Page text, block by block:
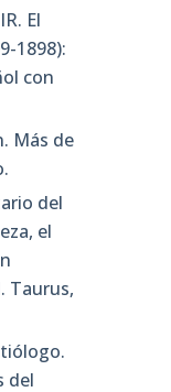
El
1898):
con
Más de
del
el
Taurus,
del